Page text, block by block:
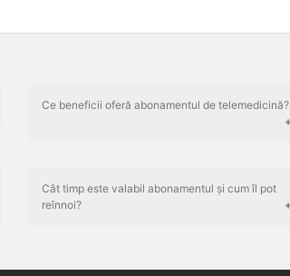
Ce beneficii oferă abonamentul de telemedicină?
Cât timp este valabil abonamentul și cum îl pot
reînnoi?